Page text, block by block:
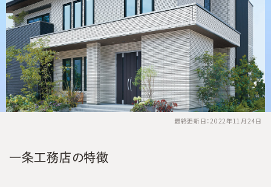
最終更新日：2022年11月24日
一条工務店の特徴